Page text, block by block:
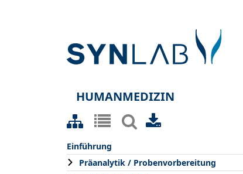
HUMANMEDIZIN
Einführung
Präanalytik / Probenvorbereitung